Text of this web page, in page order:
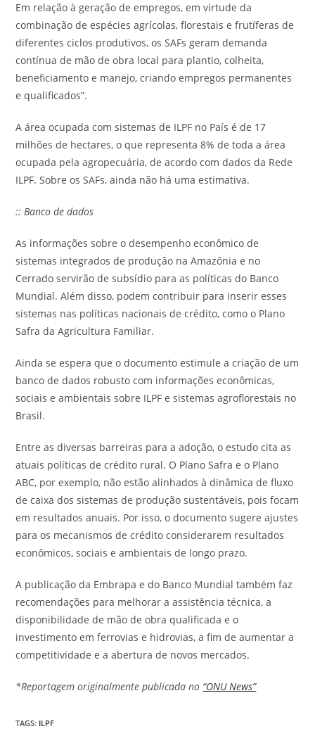
Em relação à geração de empregos, em virtude da
combinação de espécies agrícolas, florestais e frutíferas de
diferentes ciclos produtivos, os SAFs geram demanda
contínua de mão de obra local para plantio, colheita,
beneficiamento e manejo, criando empregos permanentes
e qualificados”.
A área ocupada com sistemas de ILPF no País é de 17
milhões de hectares, o que representa 8% de toda a área
ocupada pela agropecuária, de acordo com dados da Rede
ILPF. Sobre os SAFs, ainda não há uma estimativa.
:: Banco de dados
As informações sobre o desempenho econômico de
sistemas integrados de produção na Amazônia e no
Cerrado servirão de subsídio para as políticas do Banco
Mundial. Além disso, podem contribuir para inserir esses
sistemas nas políticas nacionais de crédito, como o Plano
Safra da Agricultura Familiar.
Ainda se espera que o documento estimule a criação de um
banco de dados robusto com informações econômicas,
sociais e ambientais sobre ILPF e sistemas agroflorestais no
Brasil.
Entre as diversas barreiras para a adoção, o estudo cita as
atuais políticas de crédito rural. O Plano Safra e o Plano
ABC, por exemplo, não estão alinhados à dinâmica de fluxo
de caixa dos sistemas de produção sustentáveis, pois focam
em resultados anuais. Por isso, o documento sugere ajustes
para os mecanismos de crédito considerarem resultados
econômicos, sociais e ambientais de longo prazo.
A publicação da Embrapa e do Banco Mundial também faz
recomendações para melhorar a assistência técnica, a
disponibilidade de mão de obra qualificada e o
investimento em ferrovias e hidrovias, a fim de aumentar a
competitividade e a abertura de novos mercados.
*Reportagem originalmente publicada no “ONU News”
TAGS: ILPF